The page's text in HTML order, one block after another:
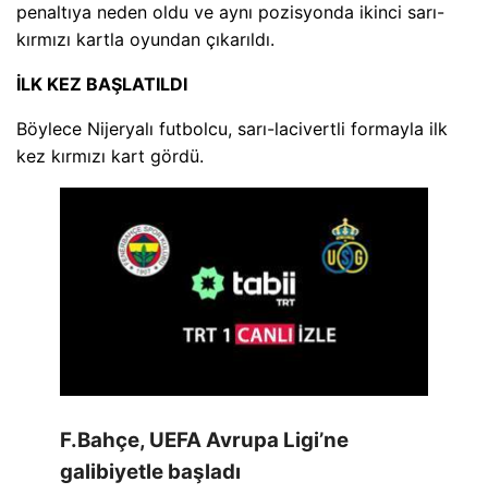
penaltıya neden oldu ve aynı pozisyonda ikinci sarı-
kırmızı kartla oyundan çıkarıldı.
İLK KEZ BAŞLATILDI
Böylece Nijeryalı futbolcu, sarı-lacivertli formayla ilk
kez kırmızı kart gördü.
F.Bahçe, UEFA Avrupa Ligi’ne
galibiyetle başladı